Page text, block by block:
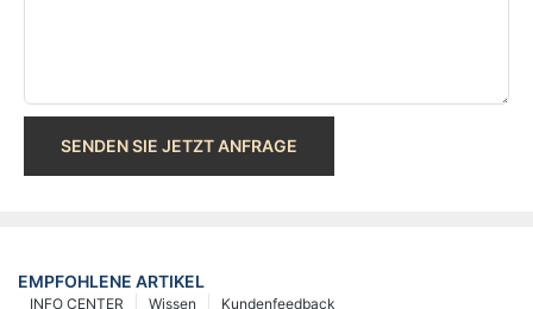
SENDEN SIE JETZT ANFRAGE
EMPFOHLENE ARTIKEL
Kundenfeedback
Wissen
INFO CENTER